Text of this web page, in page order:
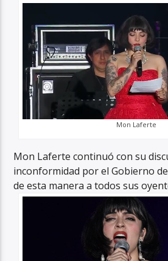
Mon Laferte
Mon Laferte continuó con su
inconformidad por el Gobierno
de esta manera a todos sus